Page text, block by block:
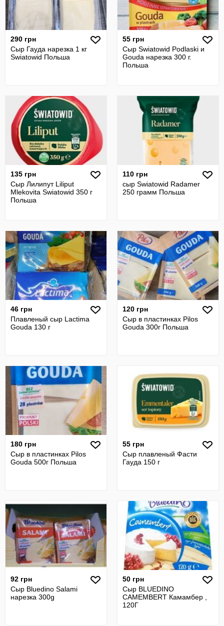
290 грн
Сыр Гауда нарезка 1 кг
Swiatowid Польша
55 грн
Сыр Swiatowid Podlaski и
Gouda нарезка 300 г.
Польша
135 грн
Сыр Лилипут Liliput
Mlekovita Swiatowid 350 г
Польша
110 грн
сыр Swiatowid Radamer
250 грамм Польша
46 грн
Плавленый сыр Lactima
Gouda 130 г
120 грн
Сыр в пластинках Pilos
Gouda 300г Польша
180 грн
Сыр в пластинках Pilos
Gouda 500г Польша
55 грн
Сыр плавленый Фасти
Гауда 150 г
92 грн
Сыр Bluedino Salami
нарезка 300g
50 грн
Сыр BLUEDINO
CAMEMBERT Камамбер ,
120Г